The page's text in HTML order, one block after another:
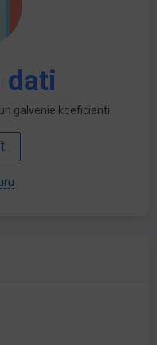
dati
galvenie koeficienti